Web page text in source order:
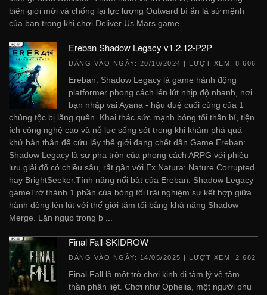
biên giới mới và chống lại lực lượng Outward bí ẩn là sứ mệnh
của bạn trong khi chơi Deliver Us Mars game. ...
Ereban Shadow Legacy v1.2.12-P2P
ĐĂNG VÀO NGÀY: 20/10/2024 | LƯỢT XEM: 8,606
Ereban: Shadow Legacy là game hành động
platformer phong cách lén lút nhịp độ nhanh, nơi
bạn nhập vai Ayana - hậu duệ cuối cùng của 1
chủng tộc bị lãng quên. Khai thác sức mạnh bóng tối thần bí, tiện
ích công nghệ cao và nỗ lực sống sót trong khi khám phá quá
khứ bản thân để cứu lấy thế giới đang chết dần.Game Ereban:
Shadow Legacy là sự pha trộn của phong cách ARPG với phiêu
lưu giải đố có chiều sâu, rất gần với Ex Natura: Nature Corrupted
hay BrightSeeker.Tính năng nổi bật của Ereban: Shadow Legacy
gameTrở thành 1 phần của bóng tốiTrải nghiệm sự kết hợp giữa
hành động lén lút với thế giới tăm tối bằng khả năng Shadow
Merge. Lặn ngụp trong b ...
Final Fall-SKIDROW
ĐĂNG VÀO NGÀY: 14/05/2025 | LƯỢT XEM: 2,682
Final Fall là một trò chơi kinh dị tâm lý về tâm
thần phân liệt. Chơi như Ophelia, một người phụ